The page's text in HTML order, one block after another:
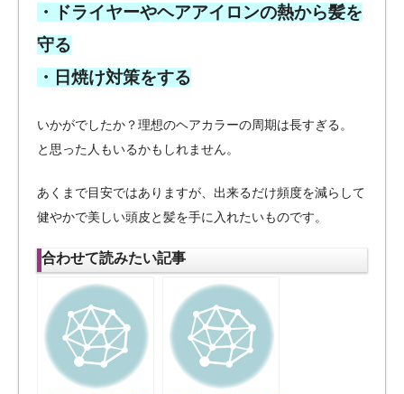
・ドライヤーやヘアアイロンの熱から髪を
守る
・日焼け対策をする
いかがでしたか？理想のヘアカラーの周期は長すぎる。
と思った人もいるかもしれません。
あくまで目安ではありますが、出来るだけ頻度を減らして
健やかで美しい頭皮と髪を手に入れたいものです。
合わせて読みたい記事